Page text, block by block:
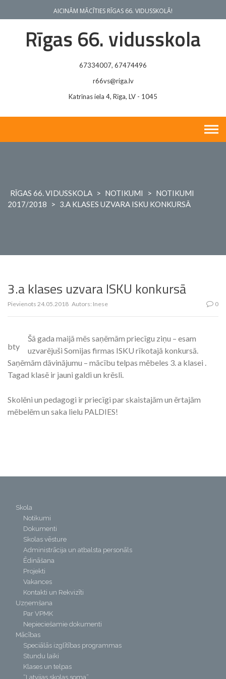
AICINĀM MĀCĪTIES RĪGAS 66. VIDUSSKOLĀ!
Rīgas 66. vidusskola
67334007, 67474496
r66vs@riga.lv
Katrīnas iela 4, Rīga, LV - 1045
RĪGAS 66. VIDUSSKOLA > NOTIKUMI > NOTIKUMI
2017/2018
> 3.A KLASES UZVARA ISKU KONKURSĀ
3.a klases uzvara ISKU konkursā
Pievienots 24.05.2018 Autors: Inese 0
bty
Šā gada maijā mēs saņēmām priecīgu ziņu – esam
uzvarējuši Somijas firmas ISKU rīkotajā konkursā.
Saņēmām dāvinājumu – mācību telpas mēbeles 3. a klasei .
Tagad klasē ir jauni galdi un krēsli.
Skolēni un pedagogi ir priecīgi par skaistajām un ērtajām
mēbelēm un saka lielu PALDIES!
Skola
Notikumi
Dokumenti
Skolas vēsture
Administrācija un atbalsta personāls
Ēdināšana
Projekti
Vakances
Kontakti un Rekvizīti
Uzņemšana
Par VPMK
Nepieciešamie dokumenti
Mācības
Speciālās izglītības programmas
Stundu laiki
Klases un telpas
“Latvijas skolas soma”